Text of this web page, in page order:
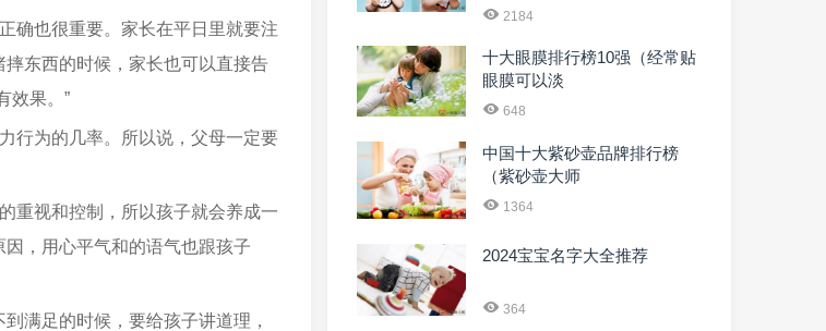
确也很重要。家长在平日里就要注
东西的时候，家长也可以直接告
效果。”
行为的几率。所以说，父母一定要
重视和控制，所以孩子就会养成一
，用心平气和的语气也跟孩子
满足的时候，要给孩子讲道理，
2184
十大眼膜排行榜10强（经常贴
眼膜可以淡
648
中国十大紫砂壶品牌排行榜
（紫砂壶大师
1364
2024宝宝名字大全推荐
364